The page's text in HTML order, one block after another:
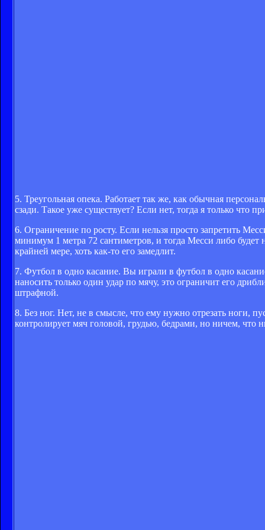
5. Треугольная опека. Работает так же, как обычная
сзади. Такое уже существует? Если нет, тогда я только
6. Ограничение по росту. Если нельзя просто запретить
минимум 1 метра 72 сантиметров, и тогда Месси либо
крайней мере, хоть как-то его замедлит.
7. Футбол в одно касание. Вы играли в футбол в одно
наносить только один удар по мячу, это ограничит его
штрафной.
8. Без ног. Нет, не в смысле, что ему нужно отрезать ноги,
контролирует мяч головой, грудью, бедрами, но ничем, что